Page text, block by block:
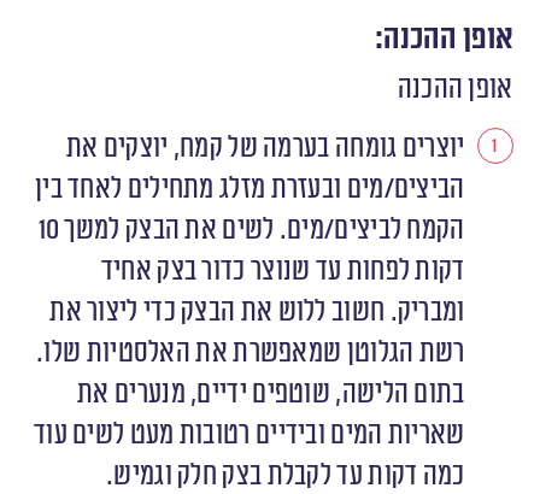
אופן ההכנה:
אופן ההכנה
יוצרים גומחה בערמה של קמח, יוצקים את
הביצים/מים ובעזרת מזלג מתחילים לאחד בין
הקמח לביצים/מים. לשים את הבצק למשך 10
דקות לפחות עד שנוצר כדור בצק אחיד
ומבריק. חשוב ללוש את הבצק כדי ליצור את
רשת הגלוטן שמאפשרת את האלסטיות שלו.
בתום הלישה, שוטפים ידיים, מנערים את
שאריות המים ובידיים רטובות מעט לשים עוד
כמה דקות עד לקבלת בצק חלק וגמיש.